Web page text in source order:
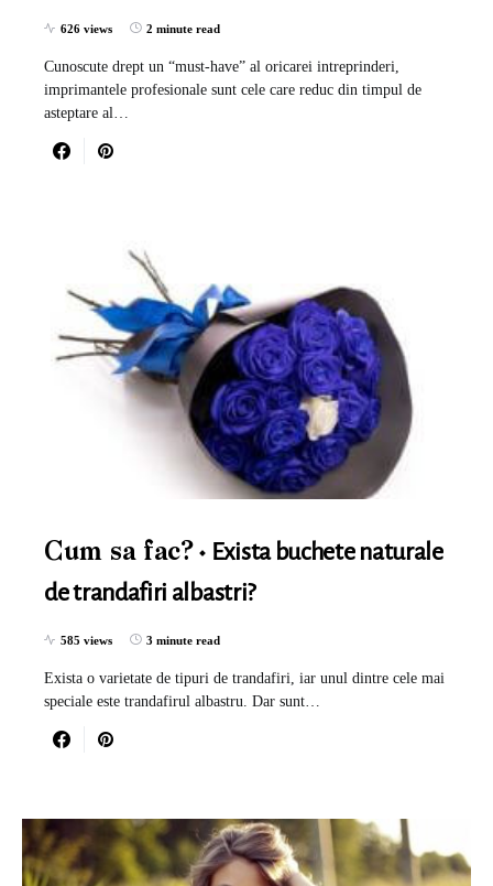
626 views 2 minute read
Cunoscute drept un “must-have” al oricarei intreprinderi,
imprimantele profesionale sunt cele care reduc din timpul de
asteptare al…
Cum sa fac?
Exista buchete naturale
de trandafiri albastri?
585 views 3 minute read
Exista o varietate de tipuri de trandafiri, iar unul dintre cele mai
speciale este trandafirul albastru. Dar sunt…